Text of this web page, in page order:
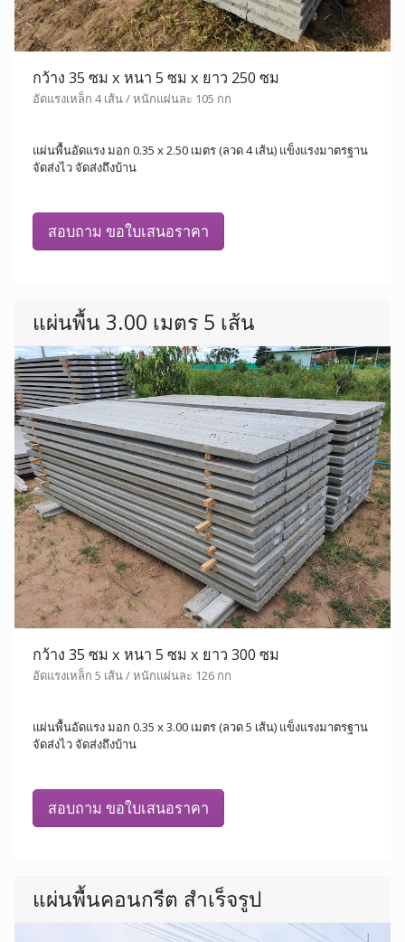
กว้าง 35 ซม x หนา 5 ซม x ยาว 250 ซม
อัดแรงเหล็ก 4 เส้น / หนักแผ่นละ 105 กก
แผ่นพื้นอัดแรง มอก 0.35 x 2.50 เมตร (ลวด 4 เส้น) แข็งแรงมาตรฐาน
จัดส่งไว จัดส่งถึงบ้าน
สอบถาม ขอใบเสนอราคา
แผ่นพื้น 3.00 เมตร 5 เส้น
กว้าง 35 ซม x หนา 5 ซม x ยาว 300 ซม
อัดแรงเหล็ก 5 เส้น / หนักแผ่นละ 126 กก
แผ่นพื้นอัดแรง มอก 0.35 x 3.00 เมตร (ลวด 5 เส้น) แข็งแรงมาตรฐาน
จัดส่งไว จัดส่งถึงบ้าน
สอบถาม ขอใบเสนอราคา
แผ่นพื้นคอนกรีต สำเร็จรูป